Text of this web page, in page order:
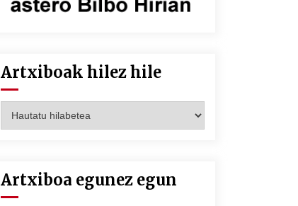
Artxiboak hilez hile
hilez
Artxiboa egunez egun